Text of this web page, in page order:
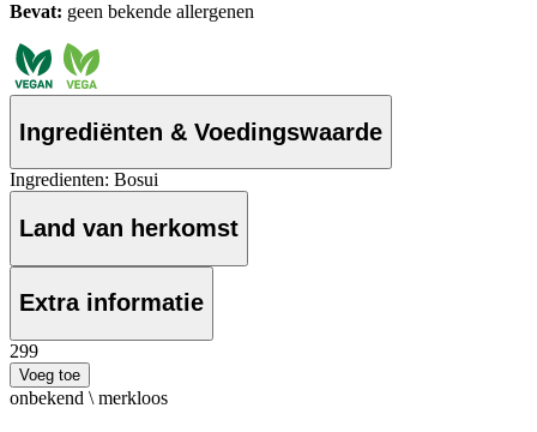
Bevat: geen bekende allergenen
Ingrediënten & Voedingswaarde
Ingredienten: Bosui
Land van herkomst
Extra informatie
299
Voeg toe
onbekend \ merkloos